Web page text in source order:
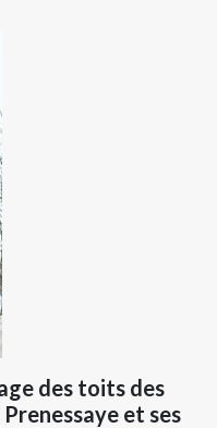
des toits des
et ses